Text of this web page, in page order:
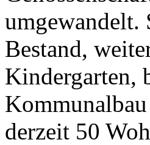
umgewandelt.
Bestand,
Kindergarten,
derzeit 50